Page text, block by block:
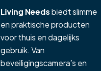
Living Needsbiedt slimme
en praktische producten
voor thuis en dagelijks
gebruik. Van
beveiligingscamera’s en